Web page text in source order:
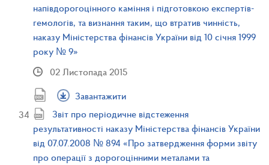
напівдорогоцінного каміння і підготовкою експертів-
гемологів, та визнання таким, що втратив чинність,
наказу Міністерства фінансів України від 10 січня 1999
року № 9»
02 Листопада 2015
Завантажити
Звіт про періодичне відстеження
результативності наказу Міністерства фінансів України
від 07.07.2008 № 894 «Про затвердження форми звіту
про операції з дорогоцінними металами та